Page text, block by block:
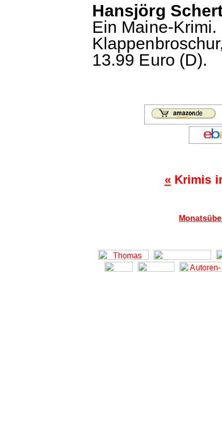
Hansjörg
Ein Maine-
13.99 Euro (D).
«Krimis